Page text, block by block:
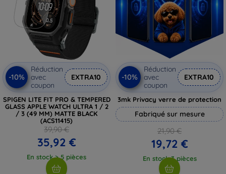
-10%
Réduction
avec
coupon
EXTRA10
SPIGEN LITE FIT PRO & TEMPERED
GLASS APPLE WATCH ULTRA 1 / 2
/ 3 (49 MM) MATTE BLACK
(ACS11415)
39,90 €
35,92 €
En stock > 5 pièces
-10%
Réduction
avec
coupon
EXTRA10
3mk Privacy verre de protection
Fabriqué sur mesure
21,90 €
19,72 €
En stock 3 pièces